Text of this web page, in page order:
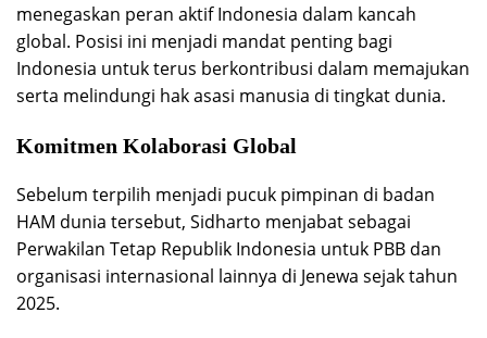
menegaskan peran aktif Indonesia dalam kancah
global. Posisi ini menjadi mandat penting bagi
Indonesia untuk terus berkontribusi dalam memajukan
serta melindungi hak asasi manusia di tingkat dunia.
Komitmen Kolaborasi Global
Sebelum terpilih menjadi pucuk pimpinan di badan
HAM dunia tersebut, Sidharto menjabat sebagai
Perwakilan Tetap Republik Indonesia untuk PBB dan
organisasi internasional lainnya di Jenewa sejak tahun
2025.